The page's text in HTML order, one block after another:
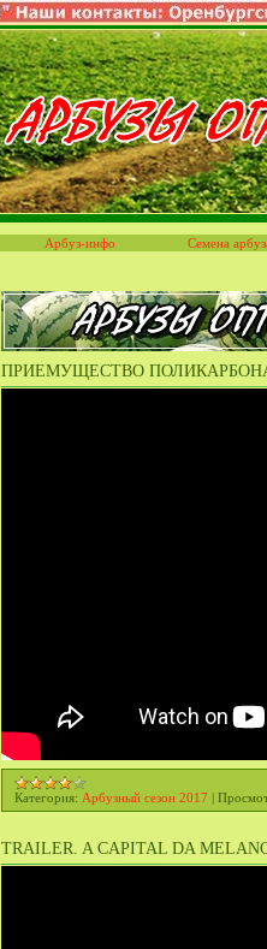
Арбуз-инфо Семена
ПРИЕМУЩЕСТВО
Категория: Арбузный сезон 2017 |
TRAILER. A CAPITAL DA